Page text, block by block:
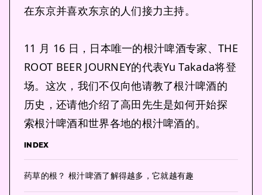
在东京并喜欢东京的人们接力主持。
11 月 16 日，日本唯一的根汁啤酒专家、THE
ROOT BEER JOURNEY的代表Yu Takada将登
场。这次，我们不仅向他请教了根汁啤酒的
历史，还请他介绍了高田先生是如何开始探
索根汁啤酒和世界各地的根汁啤酒的。
INDEX
药草的根？ 根汁啤酒了解得越多，它就越有趣